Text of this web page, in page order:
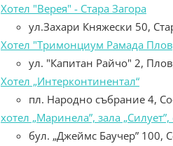
Хотел "Верея" - Стара Загора
ул.Захари Княжески 50,
Хотел "Тримонциум Рамада
ул. "Капитан Райчо" 2,
Хотел „Интерконтинентал“
пл. Народно събрание 4,
хотел „Маринела”, зала „Силует”,
бул. „Джеймс Баучер” 100,